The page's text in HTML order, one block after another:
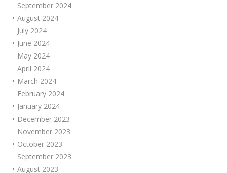
September 2024
August 2024
July 2024
June 2024
May 2024
April 2024
March 2024
February 2024
January 2024
December 2023
November 2023
October 2023
September 2023
August 2023